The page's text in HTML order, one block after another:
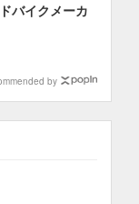
バイクメーカ
by